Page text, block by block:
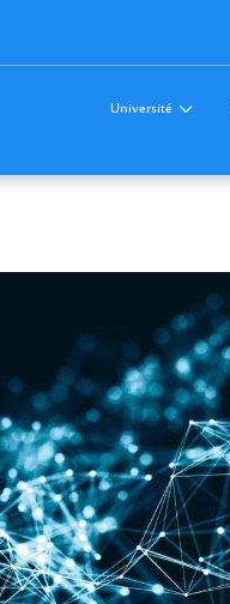
Université